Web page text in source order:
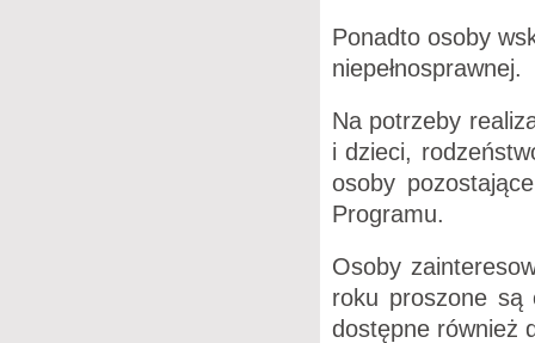
Ponadto osoby
niepełnosprawnej.
Na potrzeby
i dzieci,
osoby
Programu.
Osoby
roku proszone są
dostępne również